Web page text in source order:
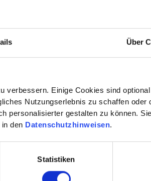
Über
verbessern. Einige Cookies sind
Nutzungserlebnis zu schaffen oder
personalisierter gestalten zu können.
den Datenschutzhinweisen.
Statistiken
EnWG)
Verbraucher
TAR)